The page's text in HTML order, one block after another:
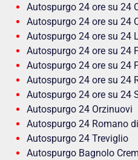
Autospurgo 24 ore su 24
Autospurgo 24 ore su 24
Autospurgo 24 ore su 24
Autospurgo 24 ore su 24
Autospurgo 24 ore su 24
Autospurgo 24 ore su 24
Autospurgo 24 ore su 24
Autospurgo 24 Orzinuovi
Autospurgo 24 Romano
Autospurgo 24 Treviglio
Autospurgo Bagnolo